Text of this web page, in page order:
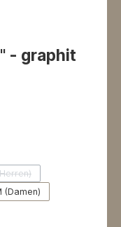
- graphit
zurzeit nicht verfügbar.)
(Diese Option ist zurzeit
(Damen)